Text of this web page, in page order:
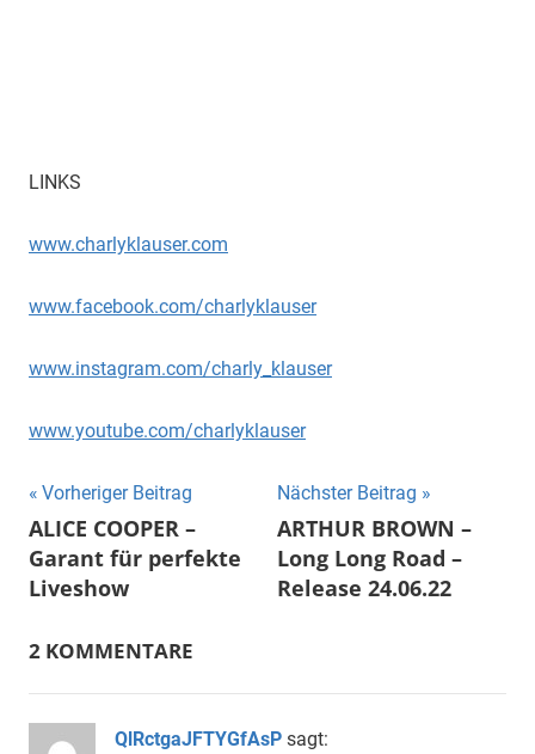
LINKS
www.charlyklauser.com
www.facebook.com/charlyklauser
www.instagram.com/charly_klauser
www.youtube.com/charlyklauser
Beitragsnavigation
Vorheriger Beitrag
ALICE COOPER –
Garant für perfekte
Liveshow
Nächster Beitrag
ARTHUR BROWN –
Long Long Road –
Release 24.06.22
2 KOMMENTARE
QlRctgaJFTYGfAsP sagt: